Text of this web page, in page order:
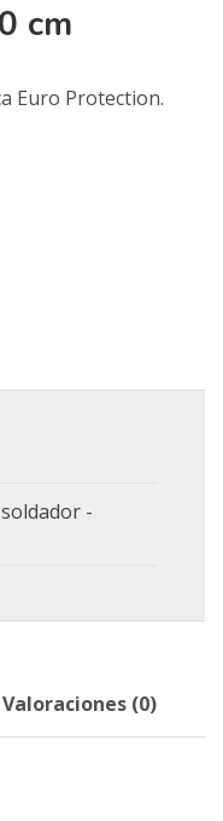
cm
Euro Protection.
-
Valoraciones (0)